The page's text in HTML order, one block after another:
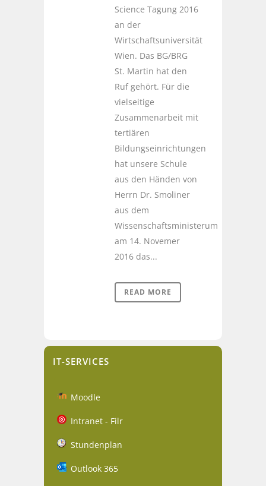
Science Tagung 2016
an der
Wirtschaftsuniversität
Wien. Das BG/BRG
St. Martin hat den
Ruf gehört. Für die
vielseitige
Zusammenarbeit mit
tertiären
Bildungseinrichtungen
hat unsere Schule
aus den Händen von
Herrn Dr. Smoliner
aus dem
Wissenschaftsministerum
am 14. Novemer
2016 das...
READ MORE
IT-SERVICES
Moodle
Intranet - Filr
Stundenplan
Outlook 365